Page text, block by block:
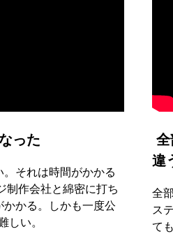
った
それは時間がかかる
制作会社と綿密に打ち
かる。しかも一度公
しい。
全
違
全
ス
て